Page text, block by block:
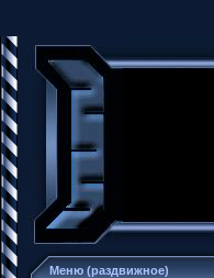
Меню (раздвижное)